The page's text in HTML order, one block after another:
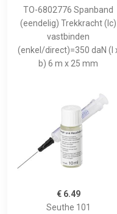
TO-6802776 Spanband
(eendelig) Trekkracht (lc)
vastbinden
(enkel/direct)=350 daN (l
b) 6 m x 25 mm
€ 6.49
Seuthe 101